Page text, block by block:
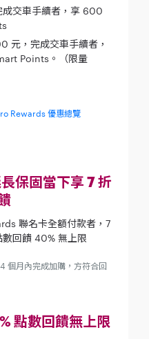
成交車手續者，享 600
元，完成交車手續者，
Points。（限量
Rewards 優惠總覽
保固當下享 7 折
聯名卡全額付款者，7
回饋 40% 無上限
個月內完成加購，方符合回
點數回饋無上限